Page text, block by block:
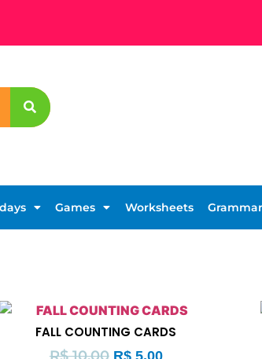
Games Worksheets Grammar
FALL COUNTING CARDS
R$5,00